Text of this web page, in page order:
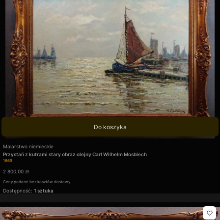
Do koszyka
Kod produktu
1869
Przystań z kutrami stary obraz olejny Carl Wilhelm Mosblech
Producent
Malarstwo niemieckie
Cena
2 800,00 zł
Ceny podane bez kosztów dostawy.
Dostępność: 1 sztuka